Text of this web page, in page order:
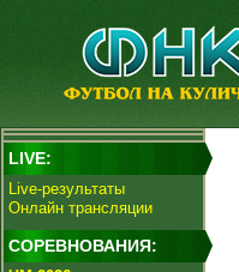
LIVE:
Live-результаты
Онлайн трансляции
СОРЕВНОВАНИЯ: